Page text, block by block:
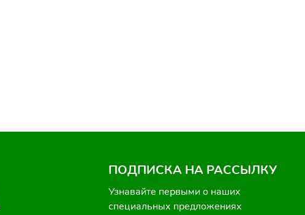
ПОДПИСКА НА РАССЫЛКУ
Узнавайте первыми о наших
специальных предложениях